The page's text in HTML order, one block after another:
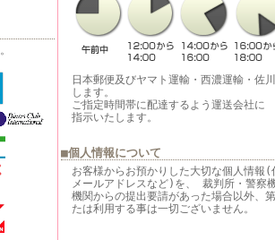
日本郵便及びヤマト運輸・西濃運輸・佐
します。
ご指定時間帯に配達するよう運送会社に
指示いたします。
■個人情報について
お客様からお預かりした大切な個人情報(
メールアドレスなど)を、 裁判所・警察
機関からの提出要請があった場合以外、
たは利用する事は一切ございません。